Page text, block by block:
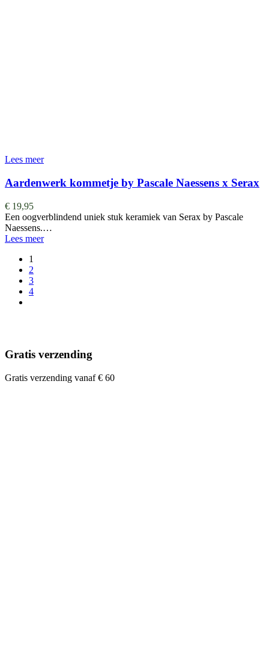
Lees meer
Aardenwerk kommetje by Pascale Naessens x Serax
€ 19,95
Een oogverblindend uniek stuk keramiek van Serax by Pascale
Naessens.…
Lees meer
1
2
3
4
Gratis verzending
Gratis verzending vanaf € 60